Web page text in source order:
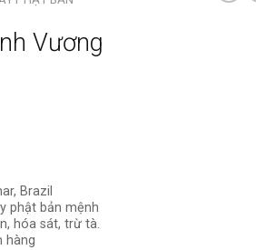
Vương
Brazil
phật bản mệnh
hóa sát, trừ tà.
hàng